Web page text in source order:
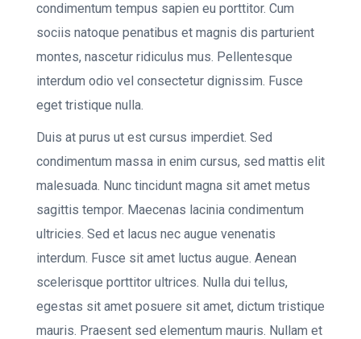
condimentum tempus sapien eu porttitor. Cum
sociis natoque penatibus et magnis dis parturient
montes, nascetur ridiculus mus. Pellentesque
interdum odio vel consectetur dignissim. Fusce
eget tristique nulla.
Duis at purus ut est cursus imperdiet. Sed
condimentum massa in enim cursus, sed mattis elit
malesuada. Nunc tincidunt magna sit amet metus
sagittis tempor. Maecenas lacinia condimentum
ultricies. Sed et lacus nec augue venenatis
interdum. Fusce sit amet luctus augue. Aenean
scelerisque porttitor ultrices. Nulla dui tellus,
egestas sit amet posuere sit amet, dictum tristique
mauris. Praesent sed elementum mauris. Nullam et